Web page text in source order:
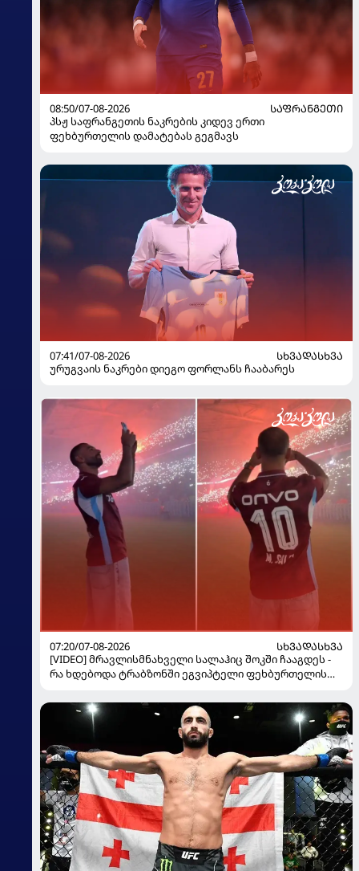
08:50/07-08-2026
ᲡᲐᲤᲠᲐᲜᲒᲔᲗᲘ
პსჟ საფრანგეთის ნაკრების კიდევ ერთი
ფეხბურთელის დამატებას გეგმავს
07:41/07-08-2026
ᲡᲮᲕᲐᲓᲐᲡᲮᲕᲐ
ურუგვაის ნაკრები დიეგო ფორლანს ჩააბარეს
07:20/07-08-2026
ᲡᲮᲕᲐᲓᲐᲡᲮᲕᲐ
[VIDEO] მრავლისმნახველი სალაჰიც შოკში ჩააგდეს -
რა ხდებოდა ტრაბზონში ეგვიპტელი ფეხბურთელის